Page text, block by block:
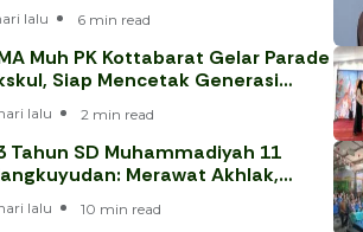
lalu 6 min read
Muh PK Kottabarat Gelar Parade
Siap Mencetak Generasi
lalu 2 min read
Tahun SD Muhammadiyah 11
Merawat Akhlak,
lalu 10 min read